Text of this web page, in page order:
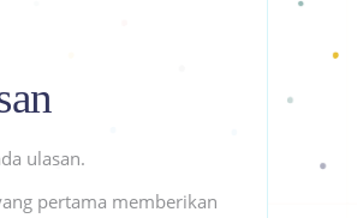
ulasan.
pertama memberikan